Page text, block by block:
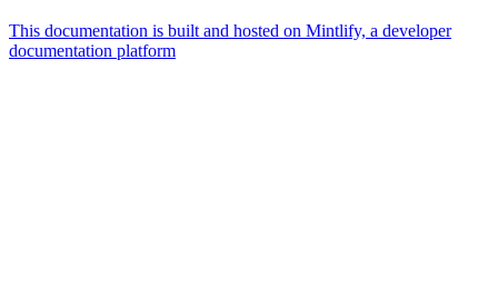
This documentation is built and hosted on Mintlify, a developer
documentation platform